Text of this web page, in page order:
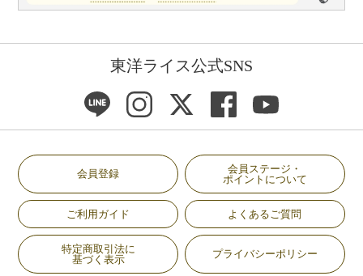
東洋ライス公式SNS
会員登録
会員ステージ・
ポイントについて
ご利用ガイド よくあるご質問
特定商取引法に
基づく表示
プライバシーポリシー